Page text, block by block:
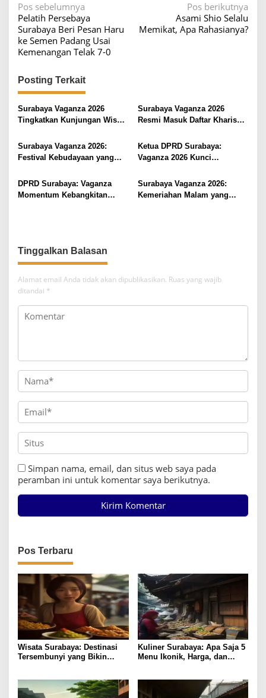
N
a
v
i
g
a
s
i
o
Pos sebelumnya
Pelatih Persebaya
Surabaya Beri Pesan Haru
ke Semen Padang Usai
Kemenangan Telak 7-0
Pos berikutnya
Asami Shio Selalu
Memikat, Apa Rahasianya?
Posting Terkait
Surabaya Vaganza 2026
Tingkatkan Kunjungan Wisata
Surabaya Vaganza 2026
Resmi Masuk Daftar Kharisma
Surabaya Vaganza 2026:
Festival Kebudayaan yang
Ketua DPRD Surabaya:
Vaganza 2026 Kunci
Hiburan Kota Pahlawan
DPRD Surabaya: Vaganza
Momentum Kebangkitan
Surabaya Vaganza 2026:
Kemeriahan Malam yang
Tinggalkan Balasan
Alamat email Anda tidak akan dipublikasikan. Ruas yang wajib
ditandai *
Simpan nama, email, dan situs web saya pada
peramban ini untuk komentar saya berikutnya.
Pos Terbaru
Wisata Surabaya: Destinasi
Tersembunyi yang Bikin
Kuliner Surabaya: Apa Saja 5
Menu Ikonik, Harga, dan